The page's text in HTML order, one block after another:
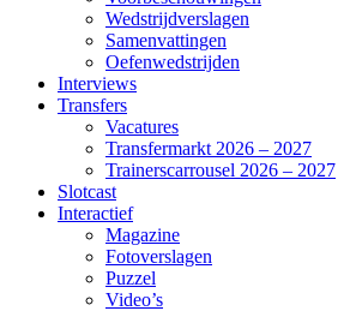
Wedstrijdverslagen
Samenvattingen
Oefenwedstrijden
Interviews
Transfers
Vacatures
Transfermarkt 2026 – 2027
Trainerscarrousel 2026 – 2027
Slotcast
Interactief
Magazine
Fotoverslagen
Puzzel
Video’s